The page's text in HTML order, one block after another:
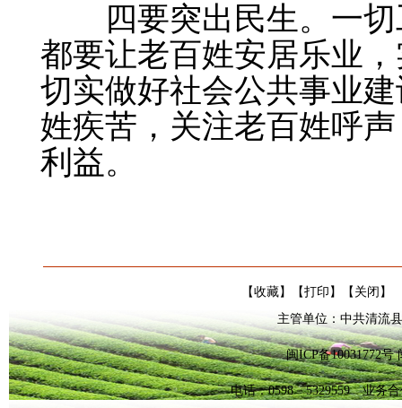
四要突出民生。 一
都要让老百姓安居乐业
切实做好社会公共事业
姓疾苦，关注老百姓呼
利益。
【收藏】【打印 】【 关闭 】
主管单位：中共清流
闽ICP备10031772号
电话：0598－5329559 业务